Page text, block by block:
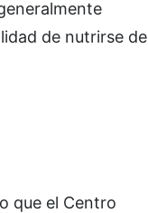
de nutrirse de
que el Centro